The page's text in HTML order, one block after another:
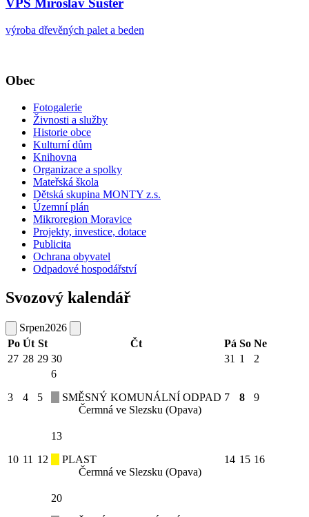
VPS Miroslav Šuster
výroba dřevěných palet a beden
Obec
Fotogalerie
Živnosti a služby
Historie obce
Kulturní dům
Knihovna
Organizace a spolky
Mateřská škola
Dětská skupina MONTY z.s.
Územní plán
Mikroregion Moravice
Projekty, investice, dotace
Publicita
Ochrana obyvatel
Odpadové hospodářství
Svozový kalendář
Srpen2026
Po Út St Čt Pá So Ne
27 28 29 30 31 1 2
3 4 5
6
SMĚSNÝ KOMUNÁLNÍ ODPAD
Čermná ve Slezsku (Opava)
7 8 9
10 11 12
13
PLAST
Čermná ve Slezsku (Opava)
14 15 16
20